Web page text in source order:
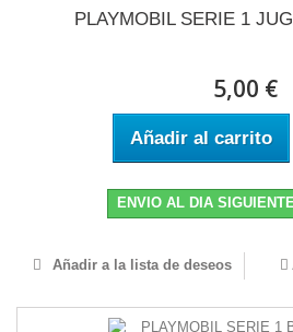
PLAYMOBIL SERIE 1
5,00 €
Añadir al carrito
ENVIO AL DIA
Añadir a la lista de deseos